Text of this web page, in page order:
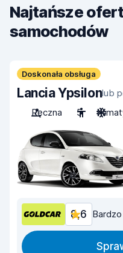
Najtańsze
samochodów
Doskonała obsługa
Lancia Ypsilonlub
Ręczna
5
8,6